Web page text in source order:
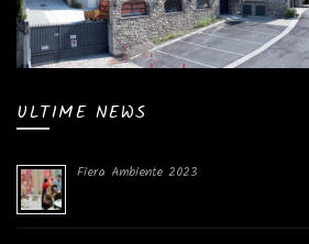
ULTIME NEWS
Fiera Ambiente 2023